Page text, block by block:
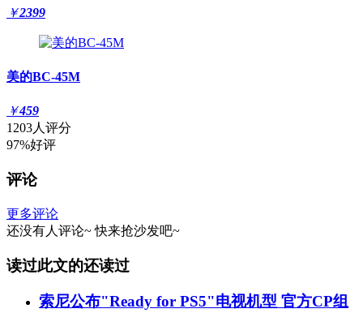
￥2399
美的BC-45M
￥459
1203人评分
97%好评
评论
更多评论
还没有人评论~ 快来抢沙发吧~
读过此文的还读过
索尼公布"Ready for PS5"电视机型 官方CP组